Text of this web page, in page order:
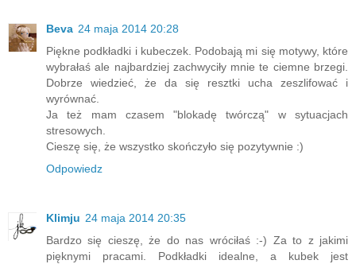
Beva 24 maja 2014 20:28
Piękne podkładki i kubeczek. Podobają mi się motywy, które
wybrałaś ale najbardziej zachwyciły mnie te ciemne brzegi.
Dobrze wiedzieć, że da się resztki ucha zeszlifować i
wyrównać.
Ja też mam czasem "blokadę twórczą" w sytuacjach
stresowych.
Cieszę się, że wszystko skończyło się pozytywnie :)
Odpowiedz
Klimju 24 maja 2014 20:35
Bardzo się cieszę, że do nas wróciłaś :-) Za to z jakimi
pięknymi pracami. Podkładki idealne, a kubek jest